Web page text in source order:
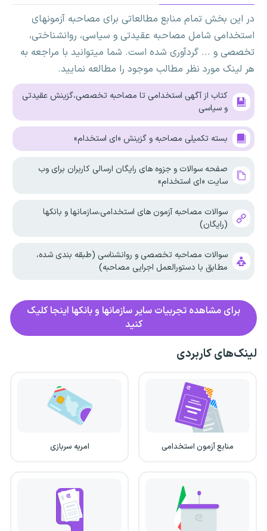
در این بخش تمام منابع مطالعاتی برای مصاحبه آزمونهای
استخدامی شامل مصاحبه عقیدتی و سیاسی، روانشناختی،
تخصصی و ... گردآوری شده است. شما میتوانید با مراجعه به
هر لینک مورد نظر مطالب موجود را مطالعه نمایید.
کتاب از آگهی استخدامی تا مصاحبه تخصصی،گزینش عقیدتی
و سیاسی
بسته تکمیلی مصاحبه و گزینش «ای استخدام»
صفحه سوالات و جزوه های رایگان ارسالی کاربران برای وب
سایت «ای استخدام»
سوالات مصاحبه آزمون های استخدامی،سازمانها و بانکها
(رایگان)
سوالات مصاحبه تخصصی و روانشناسی (طبقه بندی شده،
مطابق با دستورالعمل اجرایی مصاحبه)
برای مشاهده تجربیات سایر سازمانها و بانکها اینجا کلیک
کنید
لینک‌های کاربردی
منابع آزمون استخدامی امریه سربازی